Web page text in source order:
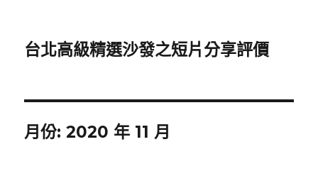
台北高級精選沙發之短片分享評價
月份:2020 年 11 月